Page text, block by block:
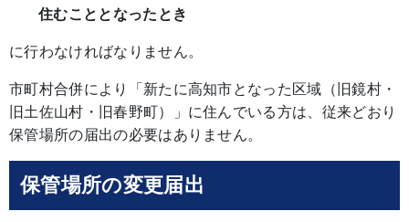
住むこととなったとき
に行わなければなりません。
市町村合併により「新たに高知市となった区域（旧鏡村・
旧土佐山村・旧春野町）」に住んでいる方は、従来どおり
保管場所の届出の必要はありません。
保管場所の変更届出